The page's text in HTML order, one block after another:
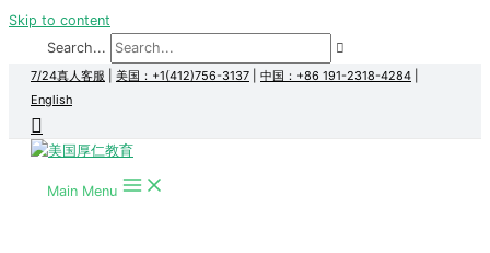
Skip to content
Search...
7/24真人客服 美国：+1(412)756-3137 中国：+86 191-2318-4284
English
Main Menu